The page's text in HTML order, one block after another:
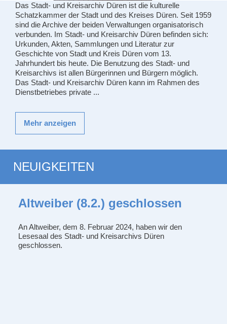
Das Stadt- und Kreisarchiv Düren ist die kulturelle
Schatzkammer der Stadt und des Kreises Düren. Seit 1959
sind die Archive der beiden Verwaltungen organisatorisch
verbunden. Im Stadt- und Kreisarchiv Düren befinden sich:
Urkunden, Akten, Sammlungen und Literatur zur
Geschichte von Stadt und Kreis Düren vom 13.
Jahrhundert bis heute. Die Benutzung des Stadt- und
Kreisarchivs ist allen Bürgerinnen und Bürgern möglich.
Das Stadt- und Kreisarchiv Düren kann im Rahmen des
Dienstbetriebes private ...
Mehr anzeigen
NEUIGKEITEN
Altweiber (8.2.) geschlossen
An Altweiber, dem 8. Februar 2024, haben wir den
Lesesaal des Stadt- und Kreisarchivs Düren
geschlossen.